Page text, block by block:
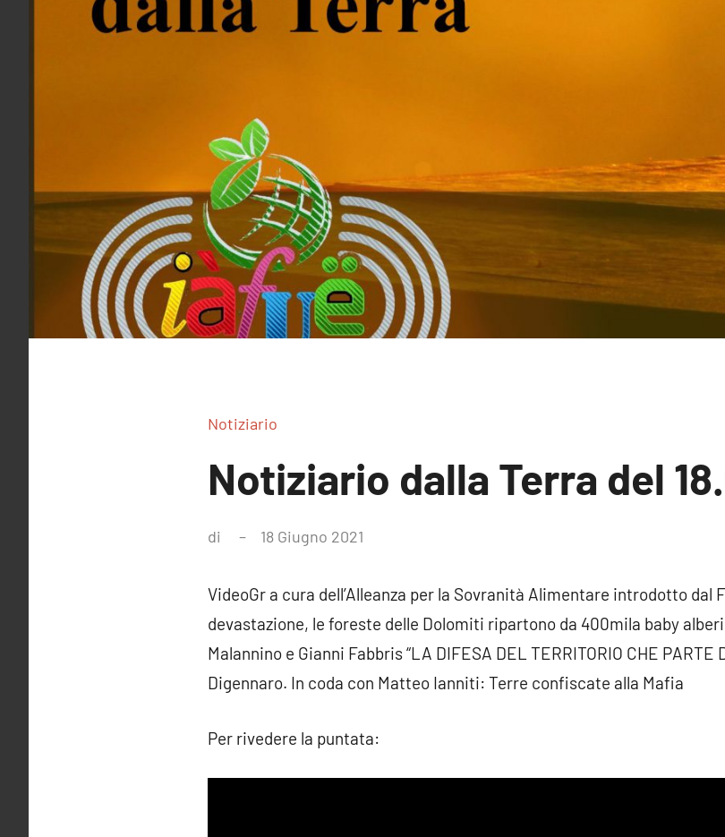
Notiziario
Notiziario dalla Terra del
di 18 Giugno 2021
VideoGr a cura dell’Alleanza per la Sovranità Alimentare introdotto dal
devastazione, le foreste delle Dolomiti ripartono da 400mila baby
Malannino e Gianni Fabbris “LA DIFESA DEL TERRITORIO CHE
Digennaro. In coda con Matteo Ianniti: Terre confiscate alla Mafia
Per rivedere la puntata: